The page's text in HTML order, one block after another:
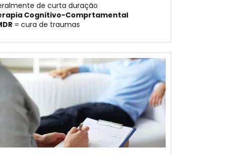
de curta duração
Cognitivo-Comprtamental
= cura de traumas